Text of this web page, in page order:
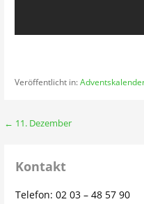
Veröffentlicht in:
← 11. Dezember
Kontakt
Telefon: 02 03 – 48 57 90